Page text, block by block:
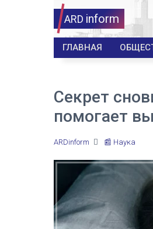
ARD inform
ГЛАВНАЯ
Секрет
помогает
ARDinform 📰 Наука